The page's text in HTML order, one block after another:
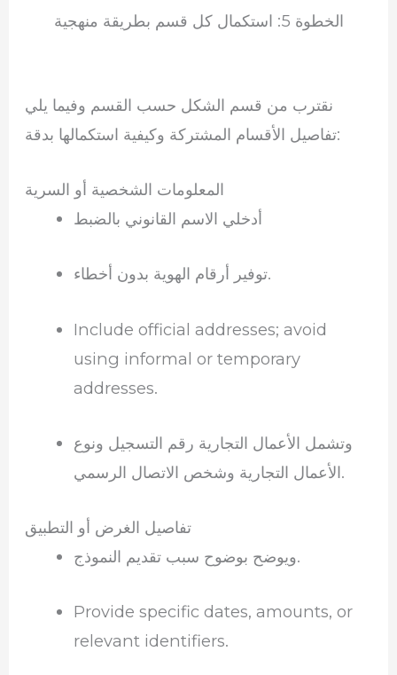
الخطوة 5: استكمال كل قسم بطريقة منهجية
نقترب من قسم الشكل حسب القسم وفيما يلي
تفاصيل الأقسام المشتركة وكيفية استكمالها بدقة:
المعلومات الشخصية أو السرية
أدخلي الاسم القانوني بالضبط
توفير أرقام الهوية بدون أخطاء.
Include official addresses; avoid
using informal or temporary
addresses.
وتشمل الأعمال التجارية رقم التسجيل ونوع
الأعمال التجارية وشخص الاتصال الرسمي.
تفاصيل الغرض أو التطبيق
ويوضح بوضوح سبب تقديم النموذج.
Provide specific dates, amounts, or
relevant identifiers.